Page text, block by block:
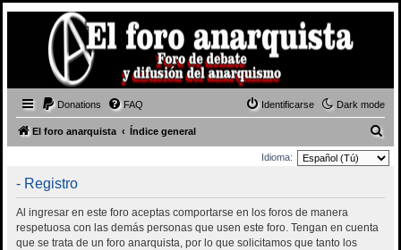
Dark mode
Donations FAQ Identificarse
El foro anarquista Índice general
u
Idioma:
- Registro
Al ingresar en este foro aceptas comportarse en los foros de manera
respetuosa con las demás personas que usen este foro. Tengan en cuenta
que se trata de un foro anarquista, por lo que solicitamos que tanto los